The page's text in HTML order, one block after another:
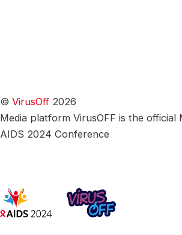
© VirusOff 2026
Media platform VirusOFF is the official
AIDS 2024 Conference